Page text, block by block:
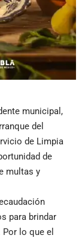
municipal,
del
de Limpia
de
multas y
para brindar
lo que el